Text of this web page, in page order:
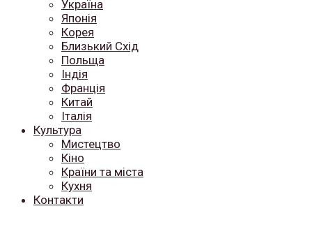
Україна
Японія
Корея
Близький Схід
Польща
Індія
Франція
Китай
Італія
Культура
Мистецтво
Кіно
Країни та міста
Кухня
Контакти